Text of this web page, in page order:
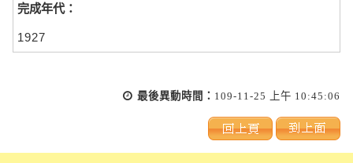
完成年代：
1927
最後異動時間： 109-11-25 上午 10:45:06